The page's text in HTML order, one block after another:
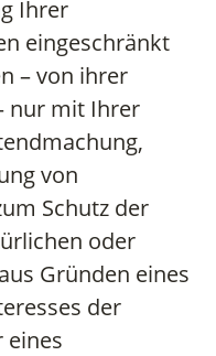
Ihrer
eingeschränkt
– von ihrer
nur mit Ihrer
von
Schutz der
oder
Gründen eines
der
eines